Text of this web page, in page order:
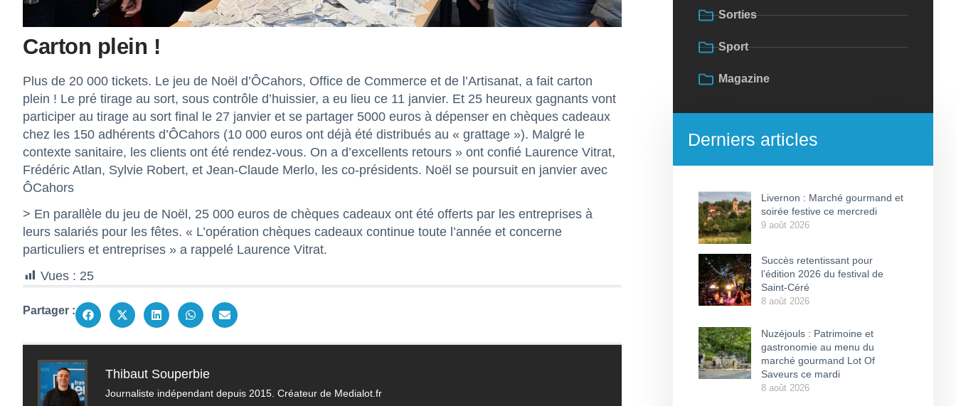
Carton plein !
Plus de 20 000 tickets. Le jeu de Noël d’ÔCahors, Office de Commerce et de l’Artisanat, a fait carton
plein ! Le pré tirage au sort, sous contrôle d’huissier, a eu lieu ce 11 janvier. Et 25 heureux gagnants vont
participer au tirage au sort final le 27 janvier et se partager 5000 euros à dépenser en chèques cadeaux
chez les 150 adhérents d’ÔCahors (10 000 euros ont déjà été distribués au « grattage »). Malgré le
contexte sanitaire, les clients ont été rendez-vous. On a d’excellents retours » ont confié Laurence Vitrat,
Frédéric Atlan, Sylvie Robert, et Jean-Claude Merlo, les co-présidents. Noël se poursuit en janvier avec
ÔCahors
> En parallèle du jeu de Noël, 25 000 euros de chèques cadeaux ont été offerts par les entreprises à
leurs salariés pour les fêtes. « L’opération chèques cadeaux continue toute l’année et concerne
particuliers et entreprises » a rappelé Laurence Vitrat.
Vues : 25
Partager :
Thibaut Souperbie
Journaliste indépendant depuis 2015. Créateur de Medialot.fr
Sorties
Sport
Magazine
Derniers articles
Livernon : Marché gourmand et
soirée festive ce mercredi
9 août 2026
Succès retentissant pour
l’édition 2026 du festival de
Saint-Céré
8 août 2026
Nuzéjouls : Patrimoine et
gastronomie au menu du
marché gourmand Lot Of
Saveurs ce mardi
8 août 2026